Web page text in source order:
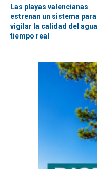
Las playas valencianas
estrenan un sistema para
vigilar la calidad del
tiempo real